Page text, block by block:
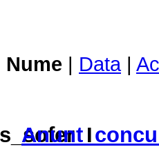
Nume | Data|